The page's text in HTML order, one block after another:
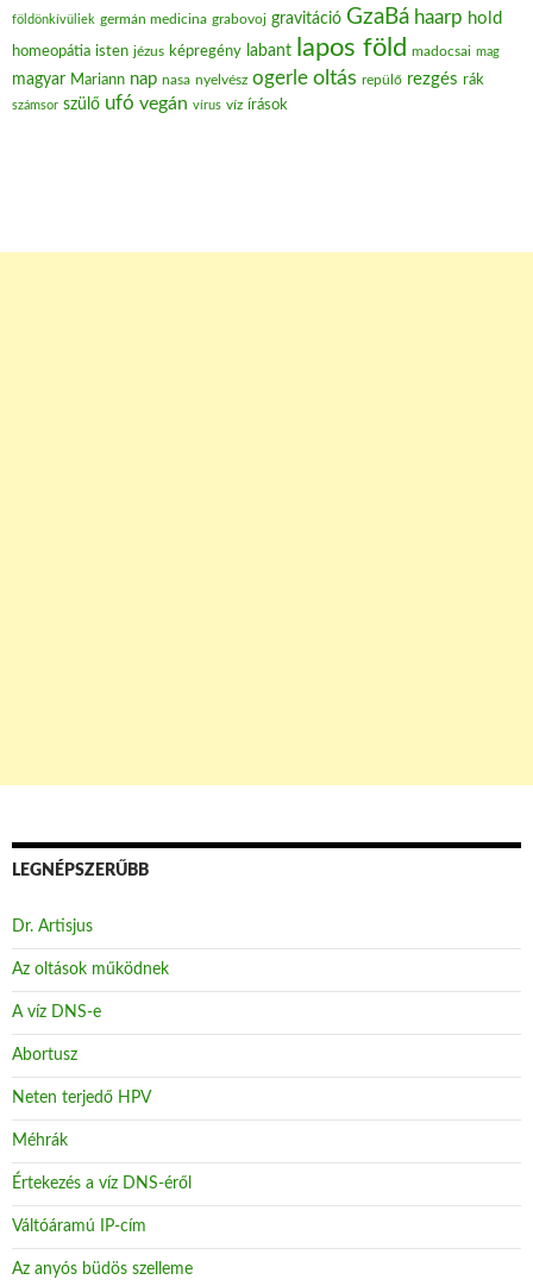
földönkívüliek germán medicina grabovoj gravitáció GzaBá haarp hold
homeopátia isten jézus képregény labant lapos föld madocsai mag
magyar Mariann nap nasa nyelvész ogerle oltás repülő rezgés rák
számsor szülő ufó vegán vírus víz írások
LEGNÉPSZERŰBB
Dr. Artisjus
Az oltások működnek
A víz DNS-e
Abortusz
Neten terjedő HPV
Méhrák
Értekezés a víz DNS-éről
Váltóáramú IP-cím
Az anyós büdös szelleme